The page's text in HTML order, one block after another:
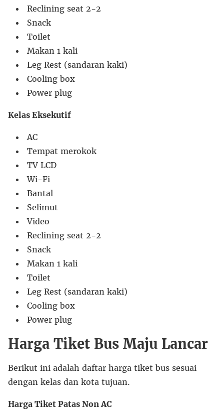
Reclining seat 2-2
Snack
Toilet
Makan 1 kali
Leg Rest (sandaran kaki)
Cooling box
Power plug
Kelas Eksekutif
AC
Tempat merokok
TV LCD
Wi-Fi
Bantal
Selimut
Video
Reclining seat 2-2
Snack
Makan 1 kali
Toilet
Leg Rest (sandaran kaki)
Cooling box
Power plug
Harga Tiket Bus Maju Lancar
Berikut ini adalah daftar harga tiket bus sesuai
dengan kelas dan kota tujuan.
Harga Tiket Patas Non AC